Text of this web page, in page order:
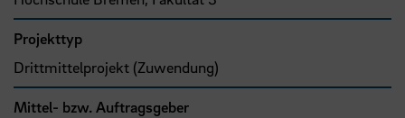
Projekttyp
Drittmittelprojekt (Zuwendung)
Mittel- bzw. Auftragsgeber